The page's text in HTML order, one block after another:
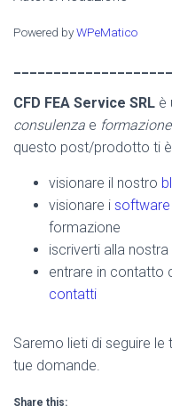
Powered byWPeMatico
CFD FEA Service SRL è
consulenza e formazione
questo post/prodotto ti
visionare il nostro
visionare i software
formazione
iscriverti alla
entrare in contatto
contatti
Saremo lieti di seguire
tue domande.
Share this: